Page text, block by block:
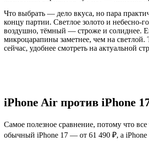
Что выбрать — дело вкуса, но пара
концу партии. Светлое золото и небесно-
воздушно, тёмный — строже и солиднее.
микроцарапины заметнее, чем на
сейчас, удобнее смотреть на актуальной
iPhone Air против iPhone
Самое полезное сравнение, потому что
обычный iPhone 17 — от 61 490 ₽, а iPhone